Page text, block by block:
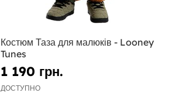
Костюм Таза для малюків - Looney
Tunes
1 190 грн.
ДОСТУПНО